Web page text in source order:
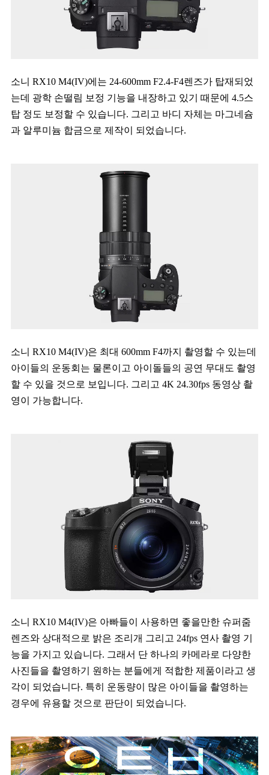
소니 RX10 M4(IV)에는 24-600mm F2.4-F4렌즈가 탑재되었
는데 광학 손떨림 보정 기능을 내장하고 있기 때문에 4.5스
탑 정도 보정할 수 있습니다. 그리고 바디 자체는 마그네슘
과 알루미늄 합금으로 제작이 되었습니다.
소니 RX10 M4(IV)은 최대 600mm F4까지 촬영할 수 있는데
아이들의 운동회는 물론이고 아이돌들의 공연 무대도 촬영
할 수 있을 것으로 보입니다. 그리고 4K 24.30fps 동영상 촬
영이 가능합니다.
소니 RX10 M4(IV)은 아빠들이 사용하면 좋을만한 슈퍼줌
렌즈와 상대적으로 밝은 조리개 그리고 24fps 연사 촬영 기
능을 가지고 있습니다. 그래서 단 하나의 카메라로 다양한
사진들을 촬영하기 원하는 분들에게 적합한 제품이라고 생
각이 되었습니다. 특히 운동량이 많은 아이들을 촬영하는
경우에 유용할 것으로 판단이 되었습니다.